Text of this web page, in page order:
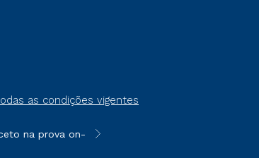
as condições vigentes
prova on-line ou agendada, que ofertam
**Semipresencial é um formato do